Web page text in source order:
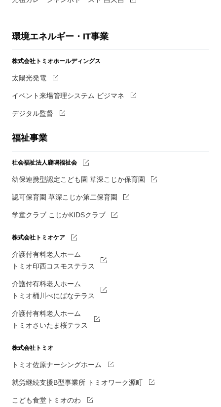
環境エネルギー・IT事業
株式会社トミオホールディングス
太陽光発電
イベント来場管理システム ビジマネ
デジタル監督
福祉事業
社会福祉法人鹿鳴福祉会
幼保連携型認定こども園 草深こじか保育園
認可保育園 草深こじか第二保育園
学童クラブ こじかKIDSクラブ
株式会社トミオケア
介護付有料老人ホーム
トミオ印西コスモステラス
介護付有料老人ホーム
トミオ桶川べにばなテラス
介護付有料老人ホーム
トミオさいたま桜テラス
株式会社トミオ
トミオ佐原ナーシングホーム
就労継続支援B型事業所 トミオワーク源町
こども食堂トミオのわ